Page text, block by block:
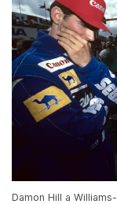
Damon Hill a